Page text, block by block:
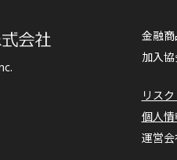
金融
リス
個人